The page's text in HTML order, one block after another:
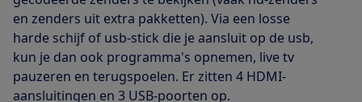
en zenders uit extra pakketten). Via een losse
harde schijf of usb-stick die je aansluit op de usb,
kun je dan ook programma's opnemen, live tv
pauzeren en terugspoelen. Er zitten 4 HDMI-
aansluitingen en 3 USB-poorten op.